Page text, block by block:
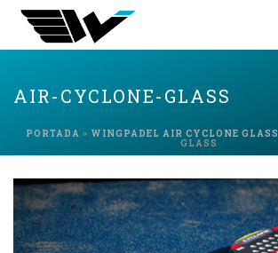
AIR-CYCLONE-GLASS
PORTADA » WINGPADEL AIR CYCLONE GLASS
GLASS